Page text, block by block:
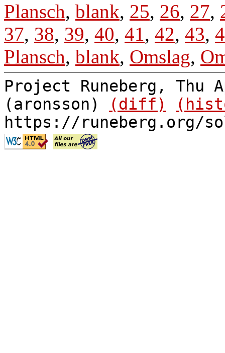
Plansch, blank, 25, 26, 27,
37, 38, 39, 40, 41, 42, 43,
Plansch, blank, Omslag,
Project Runeberg, Thu
(aronsson)
(diff)
https://runeberg.org/